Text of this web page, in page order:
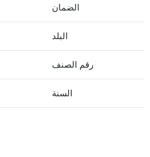
الضمان
البلد
رقم الصنف
السنة